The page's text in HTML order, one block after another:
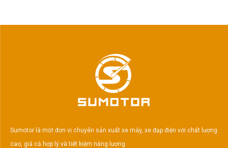
Sumotor là một đơn vị chuyên sản xuất xe máy, xe đạp điện với chất lượng
cao, giá cả hợp lý và tiết kiệm năng lượng